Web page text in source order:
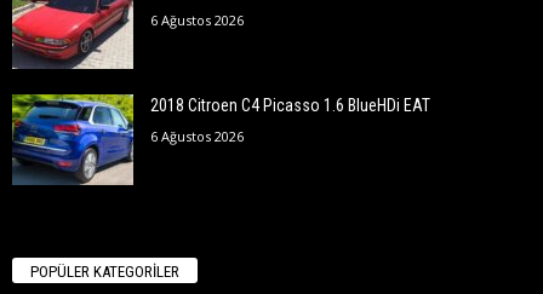
6 Ağustos 2026
2018 Citroen C4 Picasso 1.6 BlueHDi EAT
6 Ağustos 2026
POPÜLER KATEGORİLER